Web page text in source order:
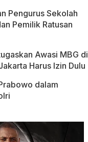
Pengurus Sekolah
Pemilik Ratusan
Awasi MBG di
Harus Izin Dulu
dalam